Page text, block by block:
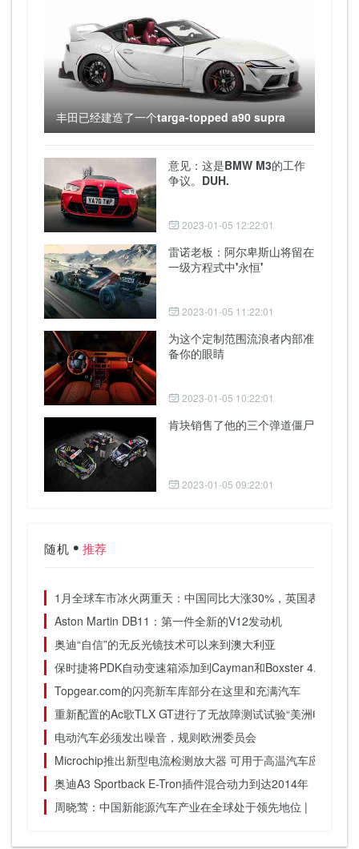
丰田已经建造了一个targa-topped a90 supra
意见：这是BMW M3的工作
争议。DUH.
2023-01-05 12:22:01
雷诺老板：阿尔卑斯山将留在
一级方程式中'永恒'
2023-01-05 11:22:01
为这个定制范围流浪者内部准
备你的眼睛
2023-01-05 10:22:01
肯块销售了他的三个弹道僵尸
2023-01-05 09:22:01
随机 推荐
1月全球车市冰火两重天：中国同比大涨30%，英国表现为半
Aston Martin DB11：第一件全新的V12发动机
奥迪“自信”的无反光镜技术可以来到澳大利亚
保时捷将PDK自动变速箱添加到Cayman和Boxster 4.0
Topgear.com的闪亮新车库部分在这里和充满汽车
重新配置的Ac歌TLX GT进行了无故障测试试验“美洲电路”
电动汽车必须发出噪音，规则欧洲委员会
Microchip推出新型电流检测放大器 可用于高温汽车应用
奥迪A3 Sportback E-Tron插件混合动力到达2014年
周晓莺：中国新能源汽车产业在全球处于领先地位 | 《链·智